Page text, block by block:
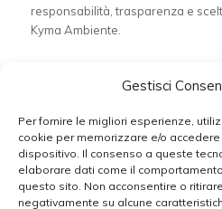
Gestisci
Per fornire le migliori esperienze,
cookie per memorizzare e/o
dispositivo. Il consenso a queste
elaborare dati come il
questo sito. Non acconsentire o
negativamente su alcune
responsabilità, trasparenza e
Kyma Ambiente.
Condividi questo articolo